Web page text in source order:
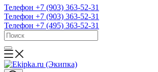
Телефон +7 (903) 363-52-31
Телефон +7 (903) 363-52-31
Телефон +7 (495) 363-52-31